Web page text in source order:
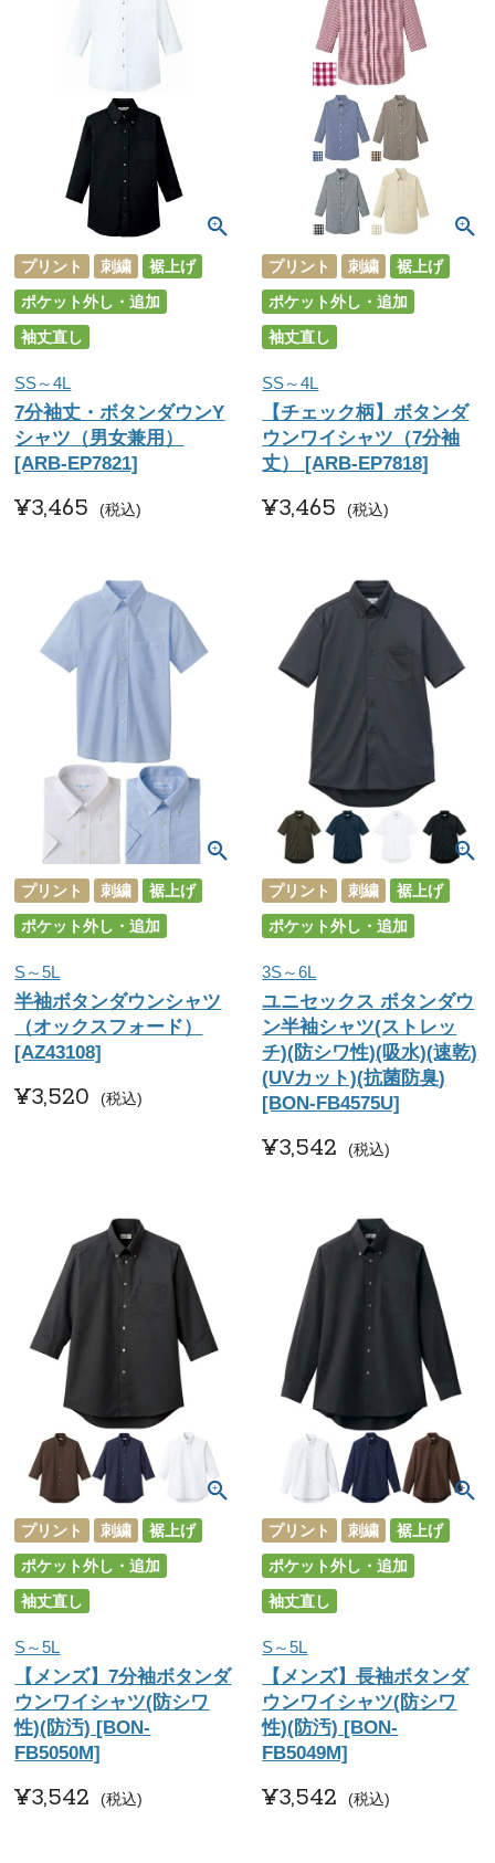
プリント 刺繍
裾上げ
ポケット外し・追加
袖丈直し
SS～4L
7分袖丈・ボタンダウンY
シャツ（男女兼用）
[ARB-EP7821]
¥3,465 税込
プリント 刺繍
裾上げ
ポケット外し・追加
袖丈直し
SS～4L
【チェック柄】ボタンダ
ウンワイシャツ（7分袖
丈） [ARB-EP7818]
¥3,465 税込
プリント 刺繍
裾上げ
ポケット外し・追加
S～5L
半袖ボタンダウンシャツ
（オックスフォード）
[AZ43108]
¥3,520 税込
プリント 刺繍
裾上げ
ポケット外し・追加
3S～6L
ユニセックス ボタンダウ
ン半袖シャツ(ストレッ
チ)(防シワ性)(吸水)(速乾)
(UVカット)(抗菌防臭)
[BON-FB4575U]
¥3,542 税込
プリント 刺繍
裾上げ
ポケット外し・追加
袖丈直し
S～5L
【メンズ】7分袖ボタンダ
ウンワイシャツ(防シワ
性)(防汚) [BON-
FB5050M]
¥3,542 税込
プリント 刺繍
裾上げ
ポケット外し・追加
袖丈直し
S～5L
【メンズ】長袖ボタンダ
ウンワイシャツ(防シワ
性)(防汚) [BON-
FB5049M]
¥3,542 税込